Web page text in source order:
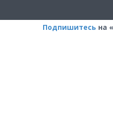
Подпишитесь на